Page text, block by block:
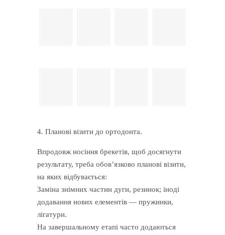
4. Планові візити до ортодонта.
Впродовж носіння брекетів, щоб досягнути
результату, треба обов’язково планові візити,
на яких відбувається:
Заміна знімних частин дуги, резинок; іноді
додавання нових елементів — пружинки,
лігатури.
На завершальному етапі часто додаються